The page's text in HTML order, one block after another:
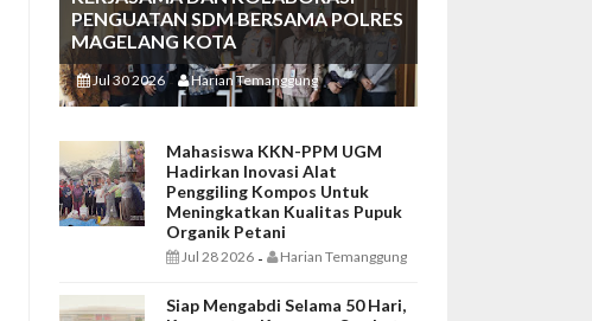
PENGUATAN SDM BERSAMA POLRES
MAGELANG KOTA
Jul 30 2026- Harian Temanggung
Mahasiswa KKN-PPM UGM
Hadirkan Inovasi Alat
Penggiling Kompos Untuk
Meningkatkan Kualitas Pupuk
Organik Petani
Jul 28 2026 - Harian Temanggung
Siap Mengabdi Selama 50 Hari,